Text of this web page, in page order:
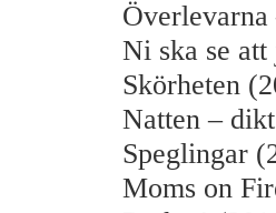
Ni ska se
Skörheten
Natten –
Speglingar
Moms on